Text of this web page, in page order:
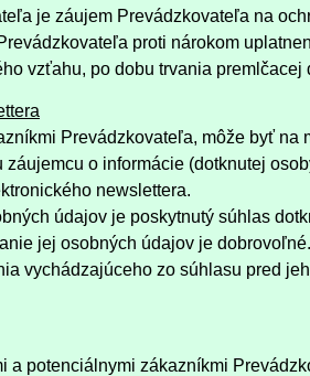
je záujem Prevádzkovateľa na
proti nárokom
vzťahu, po dobu trvania
Prevádzkovateľa, môže byť
o informácie (dotknutej
newslettera.
údajov je poskytnutý súhlas
jej osobných údajov je
vychádzajúceho zo súhlasu pred
a potenciálnymi zákazníkmi